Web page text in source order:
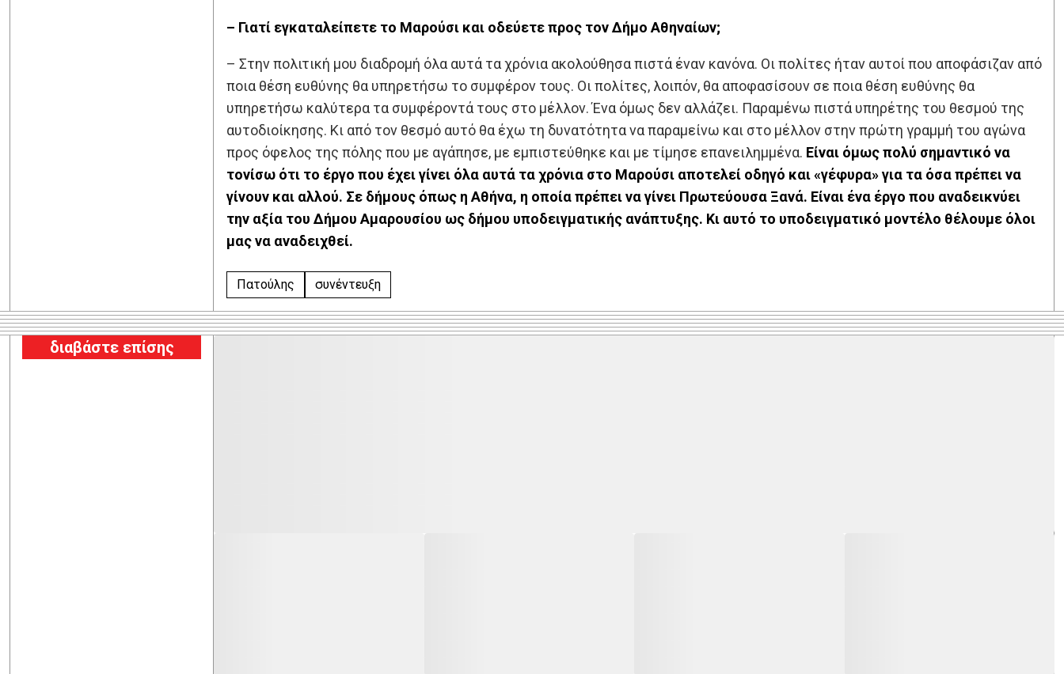
– Γιατί εγκαταλείπετε το Μαρούσι και οδεύετε προς τον Δήμο Αθηναίων;
– Στην πολιτική μου διαδρομή όλα αυτά τα χρόνια ακολούθησα πιστά έναν κανόνα. Οι πολίτες ήταν αυτοί που αποφάσιζαν από
ποια θέση ευθύνης θα υπηρετήσω το συμφέρον τους. Οι πολίτες, λοιπόν, θα αποφασίσουν σε ποια θέση ευθύνης θα
υπηρετήσω καλύτερα τα συμφέροντά τους στο μέλλον. Ένα όμως δεν αλλάζει. Παραμένω πιστά υπηρέτης του θεσμού της
αυτοδιοίκησης. Κι από τον θεσμό αυτό θα έχω τη δυνατότητα να παραμείνω και στο μέλλον στην πρώτη γραμμή του αγώνα
προς όφελος της πόλης που με αγάπησε, με εμπιστεύθηκε και με τίμησε επανειλημμένα. Είναι όμως πολύ σημαντικό να
τονίσω ότι το έργο που έχει γίνει όλα αυτά τα χρόνια στο Μαρούσι αποτελεί οδηγό και «γέφυρα» για τα όσα πρέπει να
γίνουν και αλλού. Σε δήμους όπως η Αθήνα, η οποία πρέπει να γίνει Πρωτεύουσα Ξανά. Είναι ένα έργο που αναδεικνύει
την αξία του Δήμου Αμαρουσίου ως δήμου υποδειγματικής ανάπτυξης. Κι αυτό το υποδειγματικό μοντέλο θέλουμε όλοι
μας να αναδειχθεί.
Πατούλης συνέντευξη
διαβάστε επίσης